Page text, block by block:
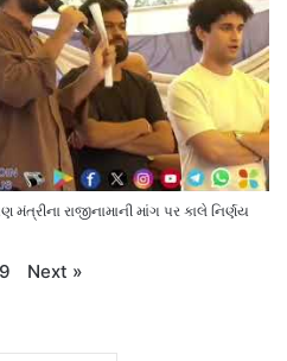
મંત્રીના રાજીનામાની માંગ પર કાલે નિર્ણય
Next »